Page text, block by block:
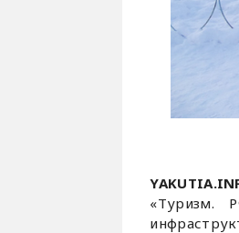
«Туризм.